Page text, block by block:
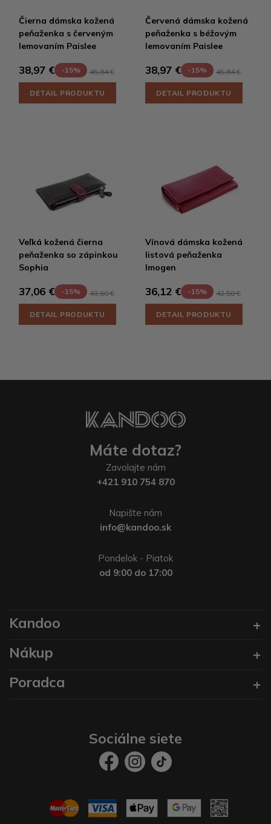
Čierna dámska kožená
peňaženka s červeným
lemovaním Paislee
38,97 € -15% 45,84 €
DETAIL PRODUKTU
Červená dámska kožená
peňaženka s béžovým
lemovaním Paislee
38,97 € -15% 45,84 €
DETAIL PRODUKTU
Veľká kožená čierna
peňaženka so zápinkou
Sophia
37,06 € -15% 43,60 €
DETAIL PRODUKTU
Vínová dámska kožená
listová peňaženka
Imogen
36,12 € -15% 42,50 €
DETAIL PRODUKTU
Máte dotaz?
Zavolajte nám
+421 910 754 870
Napište nám
info@kandoo.sk
Pondelok - Piatok
od 9:00 do 17:00
Kandoo
Nákup
Poradca
Sociálne siete